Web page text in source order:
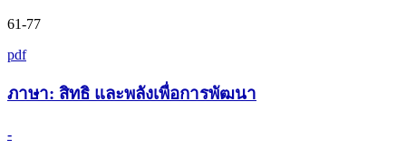
61-77
pdf
ภาษา: สิทธิ และพลังเพื่อการพัฒนา
-